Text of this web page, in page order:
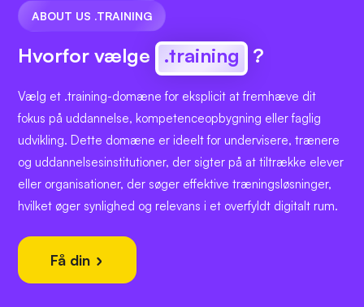
ABOUT US .TRAINING
Hvorfor vælge .training ?
Vælg et .training-domæne for eksplicit at fremhæve dit
fokus på uddannelse, kompetenceopbygning eller faglig
udvikling. Dette domæne er ideelt for undervisere, trænere
og uddannelsesinstitutioner, der sigter på at tiltrække elever
eller organisationer, der søger effektive træningsløsninger,
hvilket øger synlighed og relevans i et overfyldt digitalt rum.
Få din